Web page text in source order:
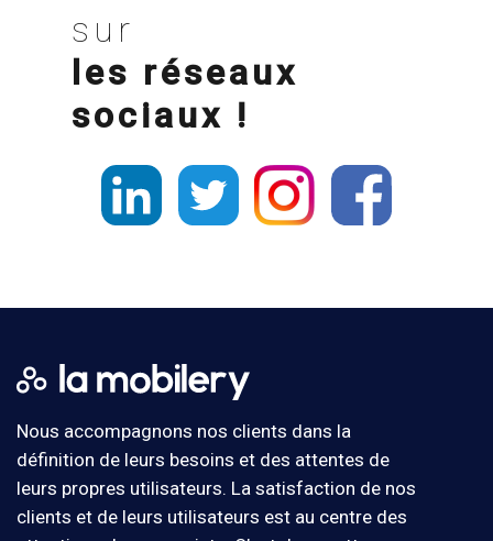
sur
les réseaux
sociaux !
Nous accompagnons nos clients dans la
définition de leurs besoins et des attentes de
leurs propres utilisateurs. La satisfaction de nos
clients et de leurs utilisateurs est au centre des